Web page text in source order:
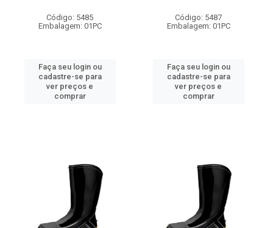
Código: 5485
Embalagem: 01PC
Faça seu login ou
cadastre-se para
ver preços e
comprar
Código: 5487
Embalagem: 01PC
Faça seu login ou
cadastre-se para
ver preços e
comprar